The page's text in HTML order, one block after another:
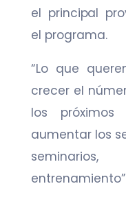
el principal
el programa.
“Lo que
crecer el
los
aumentar los